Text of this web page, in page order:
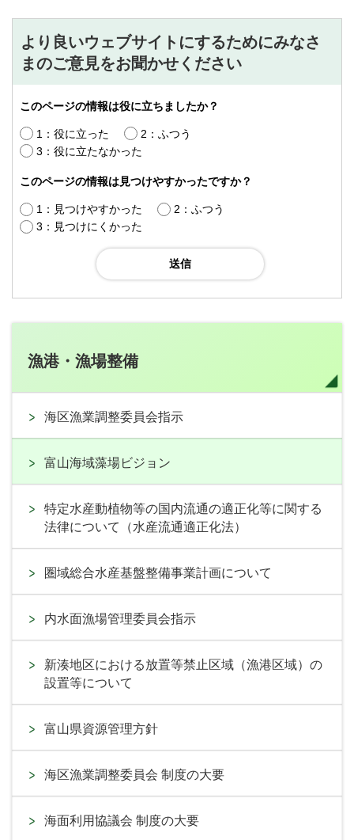
より良いウェブサイトにするためにみなさ
まのご意見をお聞かせください
このページの情報は役に立ちましたか？
1：役に立った
2：ふつう
3：役に立たなかった
このページの情報は見つけやすかったですか？
1：見つけやすかった
2：ふつう
3：見つけにくかった
漁港・漁場整備
海区漁業調整委員会指示
富山海域藻場ビジョン
特定水産動植物等の国内流通の適正化等に関する
法律について（水産流通適正化法）
圏域総合水産基盤整備事業計画について
内水面漁場管理委員会指示
新湊地区における放置等禁止区域（漁港区域）の
設置等について
富山県資源管理方針
海区漁業調整委員会 制度の大要
海面利用協議会 制度の大要